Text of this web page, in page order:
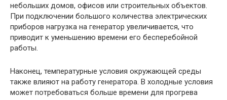
небольших домов, офисов или строительных объектов.
При подключении большого количества электрических
приборов нагрузка на генератор увеличивается, что
приводит к уменьшению времени его бесперебойной
работы.
Наконец, температурные условия окружающей среды
также влияют на работу генератора. В холодные условия
может потребоваться больше времени для прогрева